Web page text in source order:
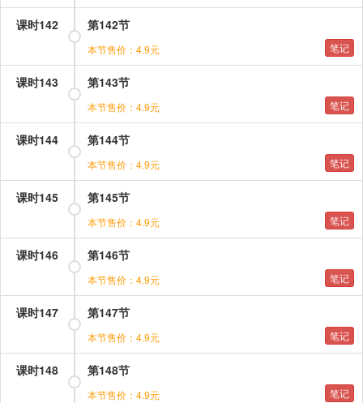
课时142 第142节
本节售价：4.9元 笔记
课时143 第143节
本节售价：4.9元 笔记
课时144 第144节
本节售价：4.9元 笔记
课时145 第145节
本节售价：4.9元 笔记
课时146 第146节
本节售价：4.9元 笔记
课时147 第147节
本节售价：4.9元 笔记
课时148 第148节
本节售价：4.9元 笔记